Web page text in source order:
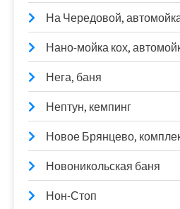
На Чередовой,
Нано-мойка кох,
Нега, баня
Нептун, кемпинг
Новое Брянцево,
Новоникольская баня
Нон-Стоп